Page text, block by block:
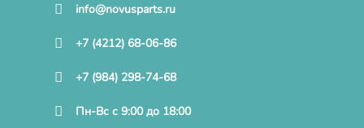
info@novusparts.ru
+7 (4212) 68-06-86
+7 (984) 298-74-68
Пн-Вс с 9:00 до 18:00